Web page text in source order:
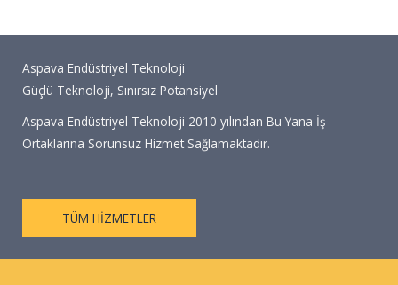
Aspava Endüstriyel Teknoloji
Güçlü Teknoloji, Sınırsız Potansiyel
Aspava Endüstriyel Teknoloji 2010 yılından Bu Yana İş
Ortaklarına Sorunsuz Hizmet Sağlamaktadır.
TÜM HİZMETLER